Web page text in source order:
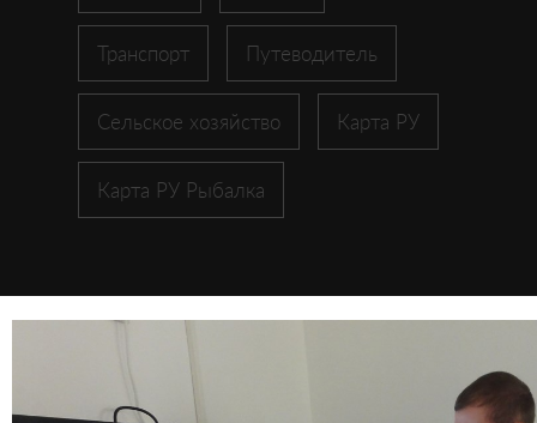
Транспорт Путеводитель
Сельское хозяйство Карта РУ
Карта РУ Рыбалка